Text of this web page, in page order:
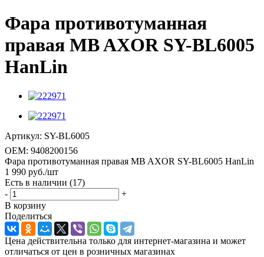
Фара противотуманная
правая МB AXOR SY-BL6005
HanLin
Артикул: SY-BL6005
OEM: 9408200156
Фара противотуманная правая МB AXOR SY-BL6005 HanLin
1 990 руб./шт
Есть в наличии (17)
-
+
В корзину
Поделиться
Цена действительна только для интернет-магазина и может
отличаться от цен в розничных магазинах